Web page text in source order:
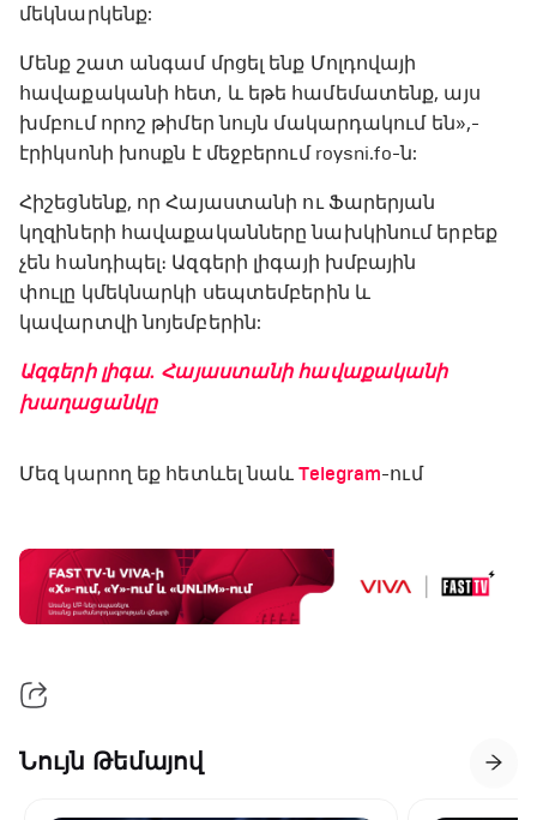
մեկնարկենք:
Մենք շատ անգամ մրցել ենք Մոլդովայի
հավաքականի հետ, և եթե համեմատենք, այս
խմբում որոշ թիմեր նույն մակարդակում են»,-
էրիկսոնի խոսքն է մեջբերում roysni.fo-ն:
Հիշեցնենք, որ Հայաստանի ու Ֆարերյան
կղզիների հավաքականները նախկինում երբեք
չեն հանդիպել։ Ազգերի լիգայի խմբային
փուլը կմեկնարկի սեպտեմբերին և
կավարտվի նոյեմբերին:
Ազգերի լիգա․ Հայաստանի հավաքականի
խաղացանկը
Մեզ կարող եք հետևել նաև Telegram-ում
Նույն Թեմայով